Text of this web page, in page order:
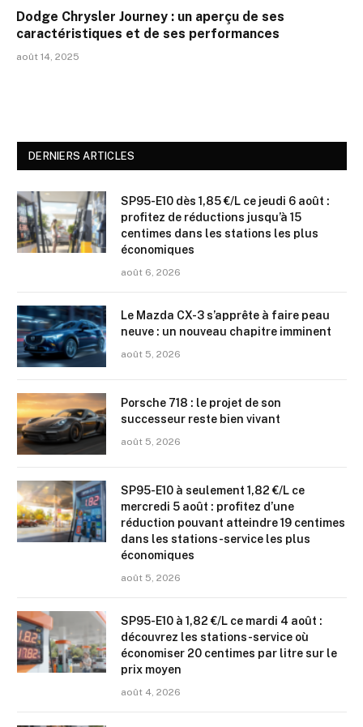
Dodge Chrysler Journey : un aperçu de ses
caractéristiques et de ses performances
août 14, 2025
DERNIERS ARTICLES
SP95-E10 dès 1,85 €/L ce jeudi 6 août :
profitez de réductions jusqu’à 15
centimes dans les stations les plus
économiques
août 6, 2026
Le Mazda CX-3 s’apprête à faire peau
neuve : un nouveau chapitre imminent
août 5, 2026
Porsche 718 : le projet de son
successeur reste bien vivant
août 5, 2026
SP95-E10 à seulement 1,82 €/L ce
mercredi 5 août : profitez d’une
réduction pouvant atteindre 19 centimes
dans les stations-service les plus
économiques
août 5, 2026
SP95-E10 à 1,82 €/L ce mardi 4 août :
découvrez les stations-service où
économiser 20 centimes par litre sur le
prix moyen
août 4, 2026